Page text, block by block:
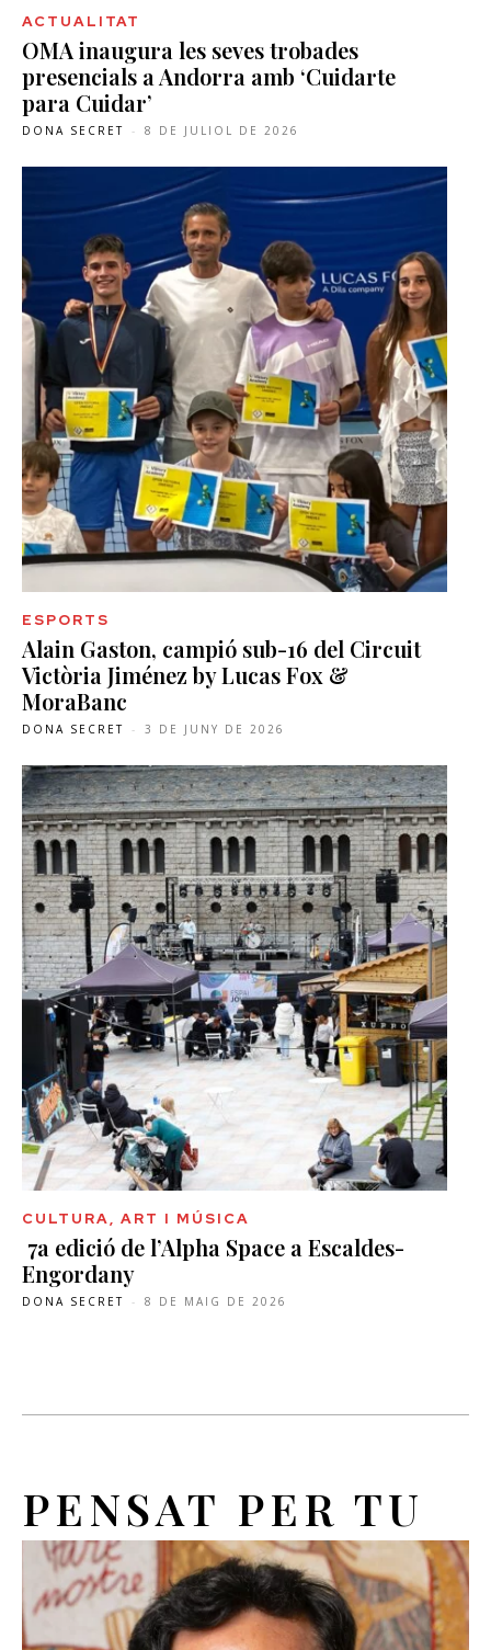
ACTUALITAT
OMA inaugura les seves trobades
presencials a Andorra amb ‘Cuidarte
para Cuidar’
DONA SECRET - 8 DE JULIOL DE 2026
ESPORTS
Alain Gaston, campió sub-16 del Circuit
Victòria Jiménez by Lucas Fox &
MoraBanc
DONA SECRET - 3 DE JUNY DE 2026
CULTURA, ART I MÚSICA
7a edició de l’Alpha Space a Escaldes-
Engordany
DONA SECRET - 8 DE MAIG DE 2026
PENSAT PER TU